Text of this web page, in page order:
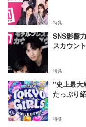
特集
SNS影響
スカウン
特集
"史上最大
たっぷり
特集